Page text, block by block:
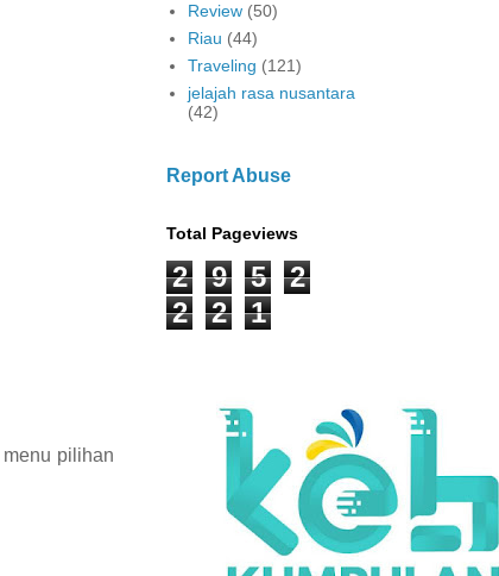
pilihan
Review (50)
Riau (44)
Traveling (121)
jelajah rasa nusantara
(42)
Report Abuse
Total Pageviews
2 9 5
2
2
2 1